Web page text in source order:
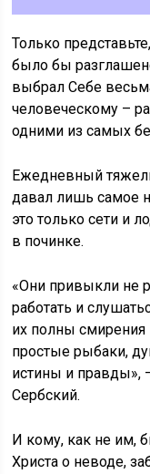
Только
было бы
выбрал Себе
человеческому –
одними из самых
Ежедневный
давал лишь самое
это только сети и
в починке.
«Они привыкли не
работать и
их полны смирения
простые рыбаки,
истины и правды»,
Сербский.
И кому, как не им,
Христа о неводе,